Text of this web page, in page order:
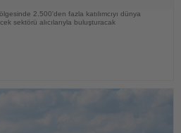
2.500'den fazla katılımcıyı dünya
sektörü alıcılarıyla buluşturacak